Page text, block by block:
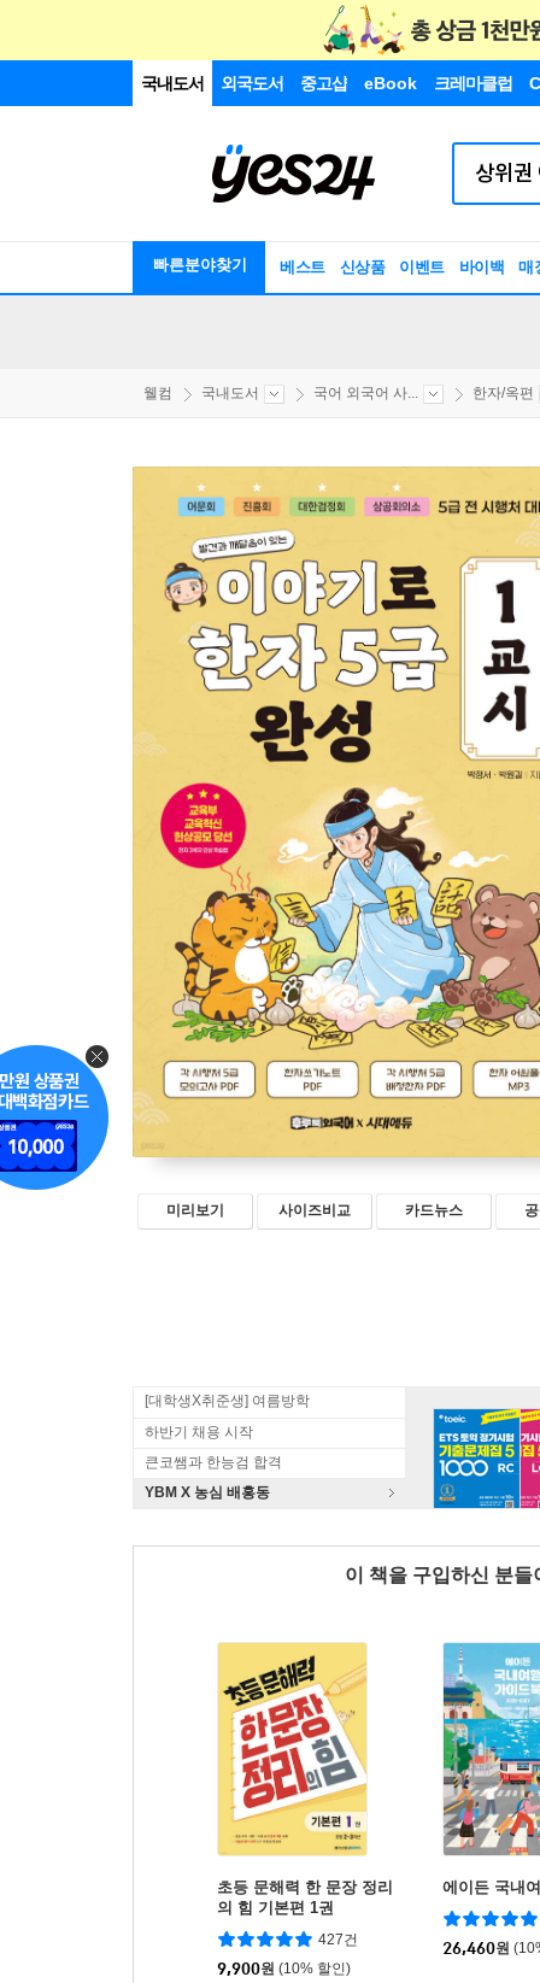
국내도서 외국도서 중고샵 eBook 크레마클럽
빠른분야찾기 베스트 신상품 이벤트 바이백 매
웰컴 국내도서 국어 외국어 사... 한자/옥편
미리보기 사이즈비교 카드뉴스
[대학생X취준생] 여름방학
하반기 채용 시작
큰코쌤과 한능검 합격
YBM X 농심 배홍동
이 책을 구입하신 분
초등 문해력 한 문장 정리
의 힘 기본편 1권
427건
9,900원 (10% 할인)
에이든 국내
26,460원